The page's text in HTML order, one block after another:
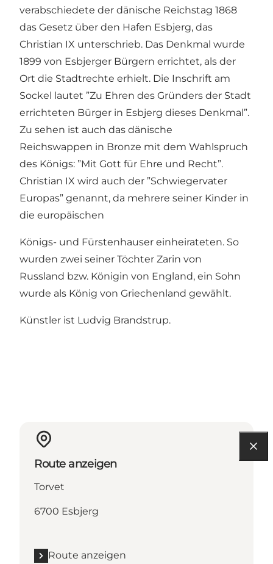
verabschiedete der dänische Reichstag 1868
das Gesetz über den Hafen Esbjerg, das
Christian IX unterschrieb. Das Denkmal wurde
1899 von Esbjerger Bürgern errichtet, als der
Ort die Stadtrechte erhielt. Die Inschrift am
Sockel lautet ”Zu Ehren des Gründers der Stadt
errichteten Bürger in Esbjerg dieses Denkmal”.
Zu sehen ist auch das dänische
Reichswappen in Bronze mit dem Wahlspruch
des Königs: ”Mit Gott für Ehre und Recht”.
Christian IX wird auch der ”Schwiegervater
Europas” genannt, da mehrere seiner Kinder in
die europäischen
Königs- und Fürstenhauser einheirateten. So
wurden zwei seiner Töchter Zarin von
Russland bzw. Königin von England, ein Sohn
wurde als König von Griechenland gewählt.
Künstler ist Ludvig Brandstrup.
Route anzeigen
Torvet
6700 Esbjerg
Route anzeigen